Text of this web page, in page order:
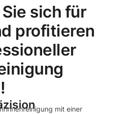
sich für
profitieren
mit einer